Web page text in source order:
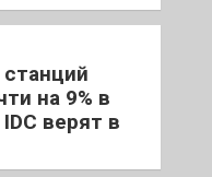
на 9% в
верят в